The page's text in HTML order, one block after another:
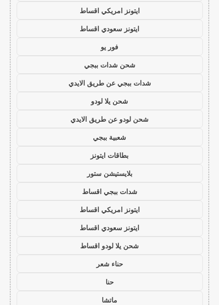
ايتونز امريكي اقساط
ايتونز سعودي اقساط
فور يو
شحن شدات ببجي
شدات ببجي عن طريق الايدي
شحن يلا لودو
شحن لودو عن طريق الايدي
شعبية ببجي
بطاقات ايتونز
بلايستيشن ستور
شدات ببجي اقساط
ايتونز امريكي اقساط
ايتونز سعودي اقساط
شحن يلا لودو اقساط
حناء شعر
حنا
ماتشا